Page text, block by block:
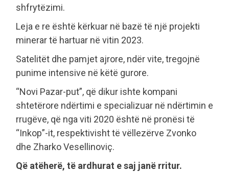
shfrytëzimi.
Leja e re është kërkuar në bazë të një projekti
minerar të hartuar në vitin 2023.
Satelitët dhe pamjet ajrore, ndër vite, tregojnë
punime intensive në këtë gurore.
“Novi Pazar-put”, që dikur ishte kompani
shtetërore ndërtimi e specializuar në ndërtimin e
rrugëve, që nga viti 2020 është në pronësi të
“Inkop”-it, respektivisht të vëllezërve Zvonko
dhe Zharko Vesellinoviç.
Që atëherë, të ardhurat e saj janë rritur.